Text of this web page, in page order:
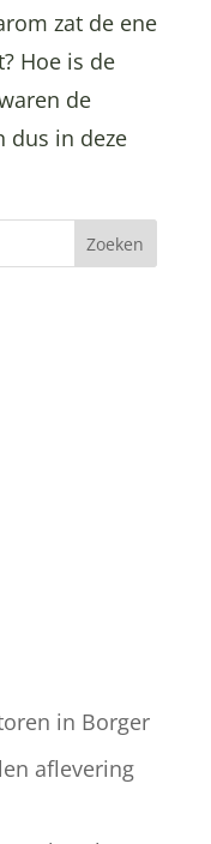
zat de ene
Hoe is de
de
dus in deze
Zoeken
in Borger
aflevering